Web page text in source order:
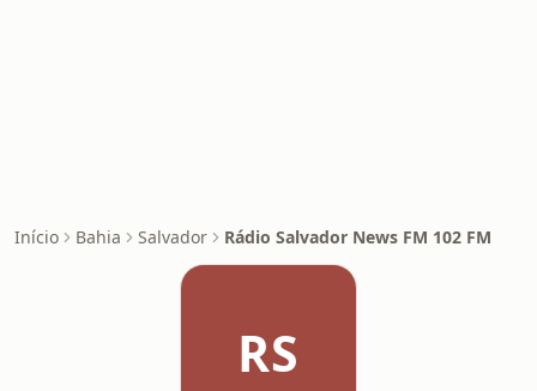
Início Bahia Salvador Rádio Salvador News FM 102 FM
RS